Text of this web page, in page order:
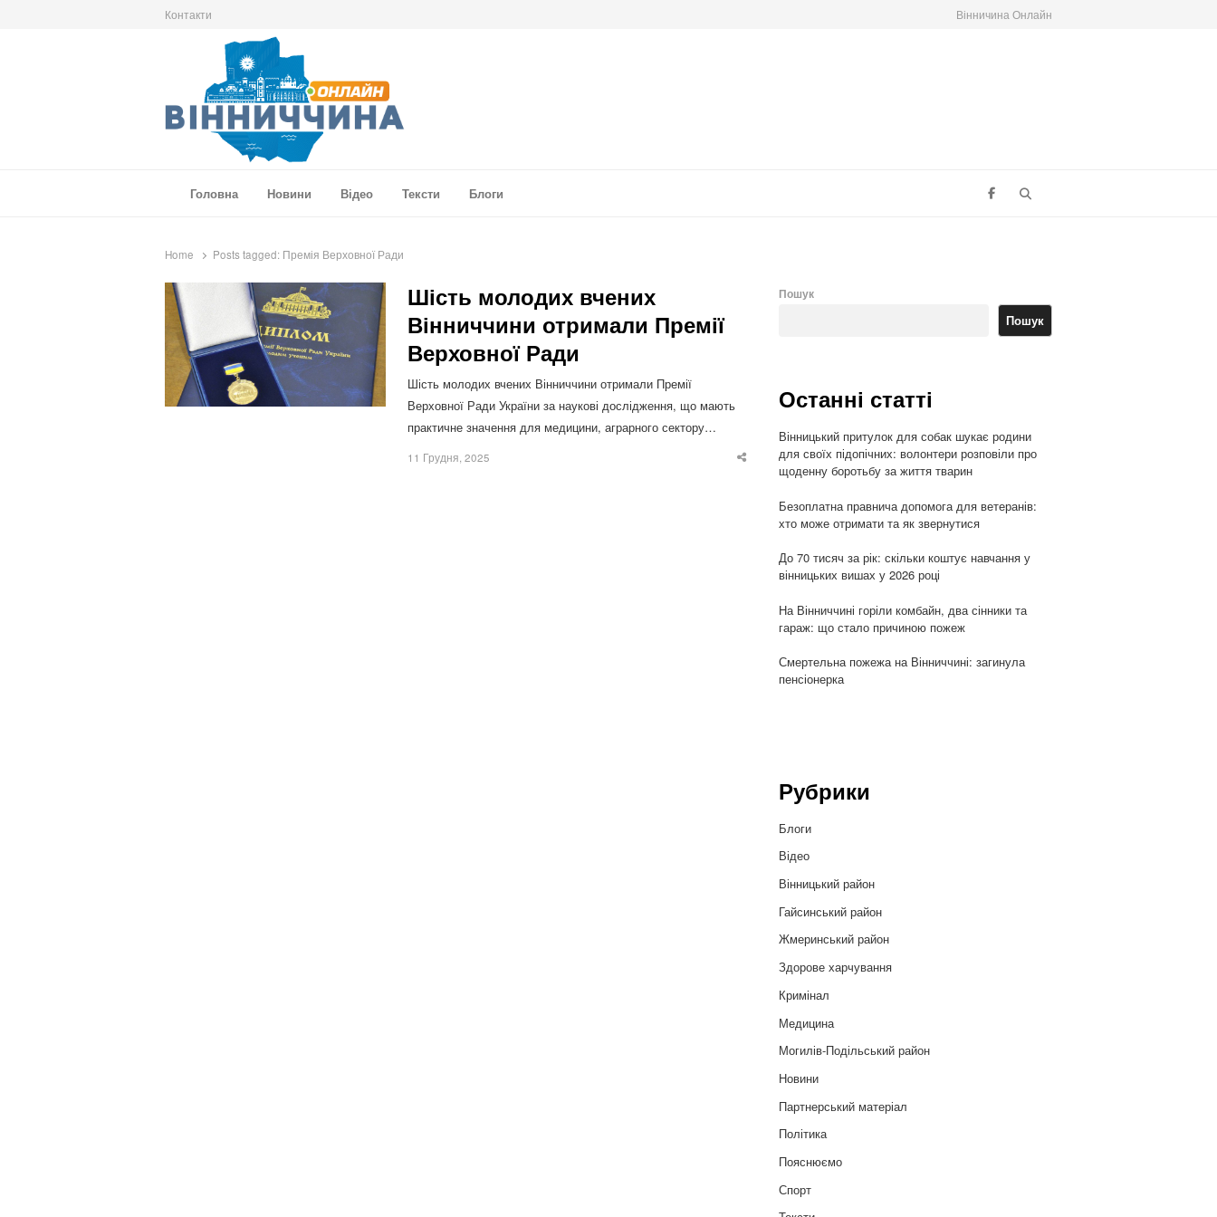
Контакти Вінничина Онлайн
Головна
Новини Відео Тексти Блоги
Home Posts tagged: Премія Верховної Ради
Шість молодих вчених
Вінниччини отримали Премії
Верховної Ради
Шість молодих вчених Вінниччини отримали Премії
Верховної Ради України за наукові дослідження, що мають
практичне значення для медицини, аграрного сектору…
11 Грудня, 2025
Share
Пошук
Пошук
Останні статті
Вінницький притулок для собак шукає родини
для своїх підопічних: волонтери розповіли про
щоденну боротьбу за життя тварин
Безоплатна правнича допомога для ветеранів:
хто може отримати та як звернутися
До 70 тисяч за рік: скільки коштує навчання у
вінницьких вишах у 2026 році
На Вінниччині горіли комбайн, два сінники та
гараж: що стало причиною пожеж
Смертельна пожежа на Вінниччині: загинула
пенсіонерка
Рубрики
Блоги
Відео
Вінницький район
Гайсинський район
Жмеринський район
Здорове харчування
Кримінал
Медицина
Могилів-Подільський район
Новини
Партнерський матеріал
Політика
Пояснюємо
Спорт